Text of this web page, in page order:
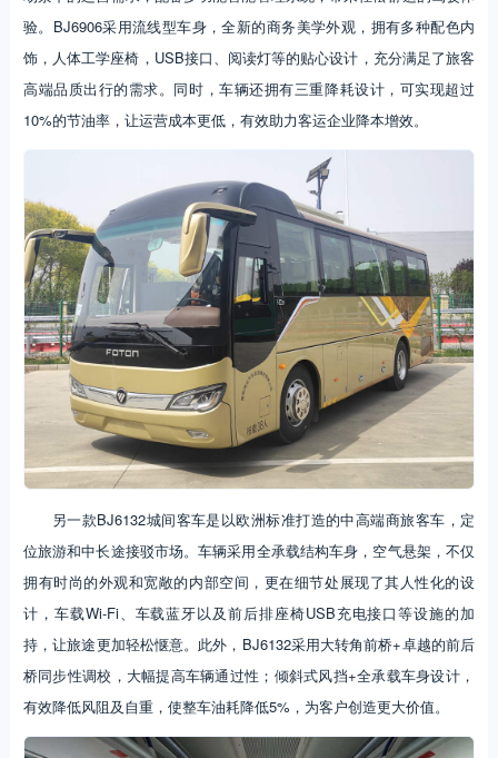
验。BJ6906采用流线型车身，全新的商务美学外观，拥有多种配色内
饰，人体工学座椅，USB接口、阅读灯等的贴心设计，充分满足了旅客
高端品质出行的需求。同时，车辆还拥有三重降耗设计，可实现超过
10%的节油率，让运营成本更低，有效助力客运企业降本增效。
另一款BJ6132城间客车是以欧洲标准打造的中高端商旅客车，定
位旅游和中长途接驳市场。车辆采用全承载结构车身，空气悬架，不仅
拥有时尚的外观和宽敞的内部空间，更在细节处展现了其人性化的设
计，车载Wi-Fi、车载蓝牙以及前后排座椅USB充电接口等设施的加
持，让旅途更加轻松惬意。此外，BJ6132采用大转角前桥+卓越的前后
桥同步性调校，大幅提高车辆通过性；倾斜式风挡+全承载车身设计，
有效降低风阻及自重，使整车油耗降低5%，为客户创造更大价值。